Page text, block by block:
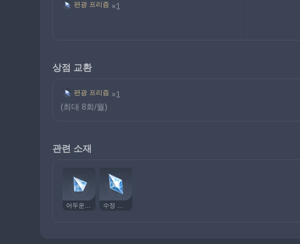
편광 프리즘 ×1
상점 교환
편광 프리즘 ×1
(최대 8회/월)
관련 소재
어두운 프리즘 수정 프리즘